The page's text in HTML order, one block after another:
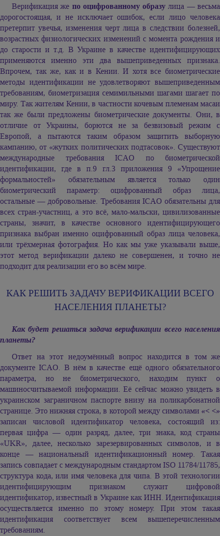
Верификация же по оцифрованному образу лица — весьма
дорогостоящая, и не исключает ошибок, если лицо человека
претерпит увечья, изменения черт лица в следствии болезней,
возрастных физиологических изменений с момента рождения и
до старости и т.д. В Украине в качестве идентифицирующих
применяются именно эти два вышеприведенных признака.
Впрочем, так же, как и в Кении. И хотя все биометрические
методы идентификации не удовлетворяют вышеприведенным
требованиям, биометризация семимильными шагами шагает по
миру. Так жителям Кении, в частности кочевым племенам масаи
так же были предложены биометрические документы. Они, в
отличие от Украины, борются не за безвизовый режим с
Европой, а пытаются таким образом защитить выборную
кампанию, от «жутких политических подтасовок». Существуют
международные требования ICAO по биометрической
идентификации, где в п.9 гл.3 приложения 9 «Упрощение
формальностей» обязательным является только один
биометрический параметр: оцифрованный образ лица,
остальные — добровольные. Требования ICAO обязательны для
всех стран-участниц, а это всё, мало-мальски, цивилизованные
страны, значит, в качестве основного идентифицирующего
признака выбран именно оцифрованный образ лица человека,
или трёхмерная фотография. Но как мы уже указывали выше,
этот метод верификации далеко не совершенен, и точно не
подходит для реализации его во всём мире.
КАК РЕШИТЬ ЗАДАЧУ ВЕРИФИКАЦИИ ВСЕГО
НАСЕЛЕНИЯ ПЛАНЕТЫ?
Как будет решаться задача верификации всего населения
планеты?
Ответ на этот недоумённый вопрос находится в том же
документе ICAO. В нём в качестве ещё одного обязательного
параметра, но не биометрического, находим пункт о
машиносчитываемой информации. Её сейчас можно увидеть в
украинском заграничном паспорте внизу на поликарбонатной
странице. Это нижняя строка, в которой между символами «< <»
записан числовой идентификатор человека, состоящий из:
первая цифра — один разряд, далее, три знака, код страны
«UKR», далее, несколько зарезервированных символов, и в
конце — национальный идентификационный номер. Такая
запись совпадает с международным стандартом ISO 11784/11785,
структура кода, или имя человека для чипа. В этой технологии
идентифицирующим признаком служит цифровой
идентификатор, известный в Украине как ИНН. Идентификация
осуществляется именно по этому номеру. При этом такая
идентификация соответствует всем вышеперечисленным
требованиям.